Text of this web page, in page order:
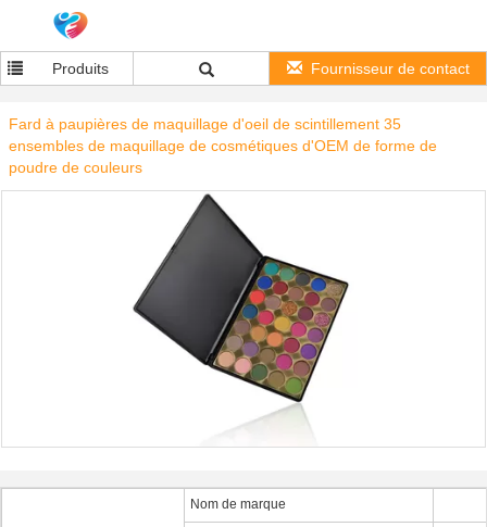
Produits Fournisseur de contact
Fard à paupières de maquillage d'oeil de scintillement 35
ensembles de maquillage de cosmétiques d'OEM de forme de
poudre de couleurs
Nom de marque